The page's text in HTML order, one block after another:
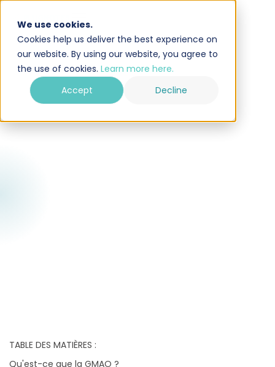
We use cookies.
Cookies help us deliver the best experience on
our website. By using our website, you agree to
the use of cookies. Learn more here.
Accept
Decline
TABLE DES MATIÈRES :
Qu'est-ce que la GMAO ?